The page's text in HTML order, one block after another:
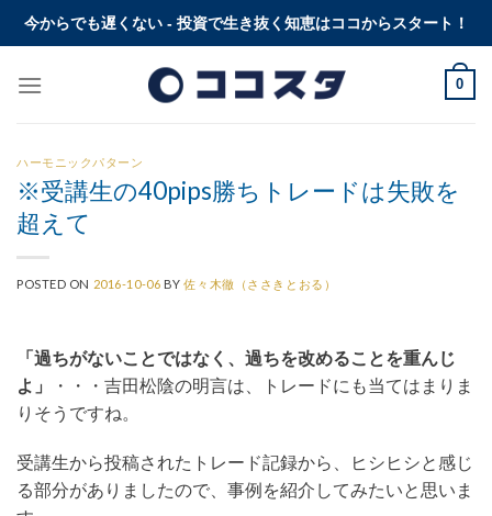
Skip今からでも遅くない - 投資で生き抜く知恵はココからスタート！
0
ハーモニックパターン
※受講生の40pips勝ちトレードは失敗を
超えて
POSTED ON 2016-10-06 BY佐々木徹（ささきとおる）
「過ちがないことではなく、過ちを改めることを重んじ
よ」
・・・吉田松陰の明言は、トレードにも当てはまりま
りそうですね。
受講生から投稿されたトレード記録から、ヒシヒシと感じ
る部分がありましたので、事例を紹介してみたいと思いま